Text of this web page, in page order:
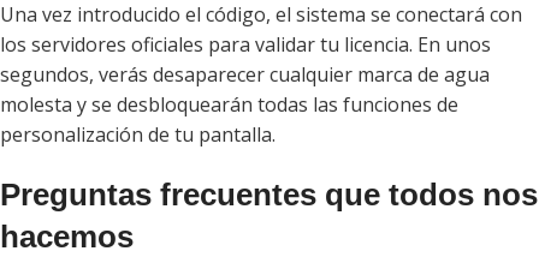
Una vez introducido el código, el sistema se conectará con
los servidores oficiales para validar tu licencia. En unos
segundos, verás desaparecer cualquier marca de agua
molesta y se desbloquearán todas las funciones de
personalización de tu pantalla.
Preguntas frecuentes que todos nos
hacemos